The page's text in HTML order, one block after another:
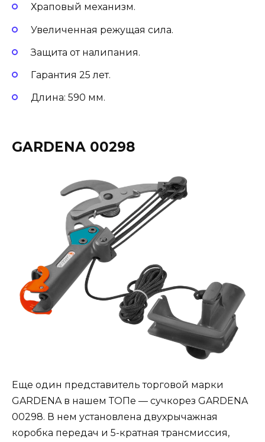
Храповый механизм.
Увеличенная режущая сила.
Защита от налипания.
Гарантия 25 лет.
Длина: 590 мм.
GARDENA 00298
Еще один представитель торговой марки
GARDENA в нашем ТОПе — сучкорез GARDENA
00298. В нем установлена двухрычажная
коробка передач и 5-кратная трансмиссия,